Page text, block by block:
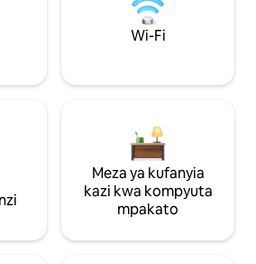
Wi-Fi
Meza ya kufanyia
kazi kwa kompyuta
mpakato